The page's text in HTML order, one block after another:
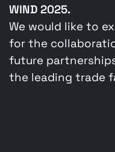
WIND 2025.
We would like to
for the
future
the leading trade